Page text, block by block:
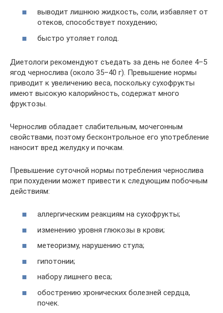
выводит лишнюю жидкость, соли, избавляет от
отеков, способствует похудению;
быстро утоляет голод.
Диетологи рекомендуют съедать за день не более 4–5
ягод чернослива (около 35–40 г). Превышение нормы
приводит к увеличению веса, поскольку сухофрукты
имеют высокую калорийность, содержат много
фруктозы.
Чернослив обладает слабительным, мочегонным
свойствами, поэтому бесконтрольное его употребление
наносит вред желудку и почкам.
Превышение суточной нормы потребления чернослива
при похудении может привести к следующим побочным
действиям:
аллергическим реакциям на сухофрукты;
изменению уровня глюкозы в крови;
метеоризму, нарушению стула;
гипотонии;
набору лишнего веса;
обострению хронических болезней сердца,
почек.